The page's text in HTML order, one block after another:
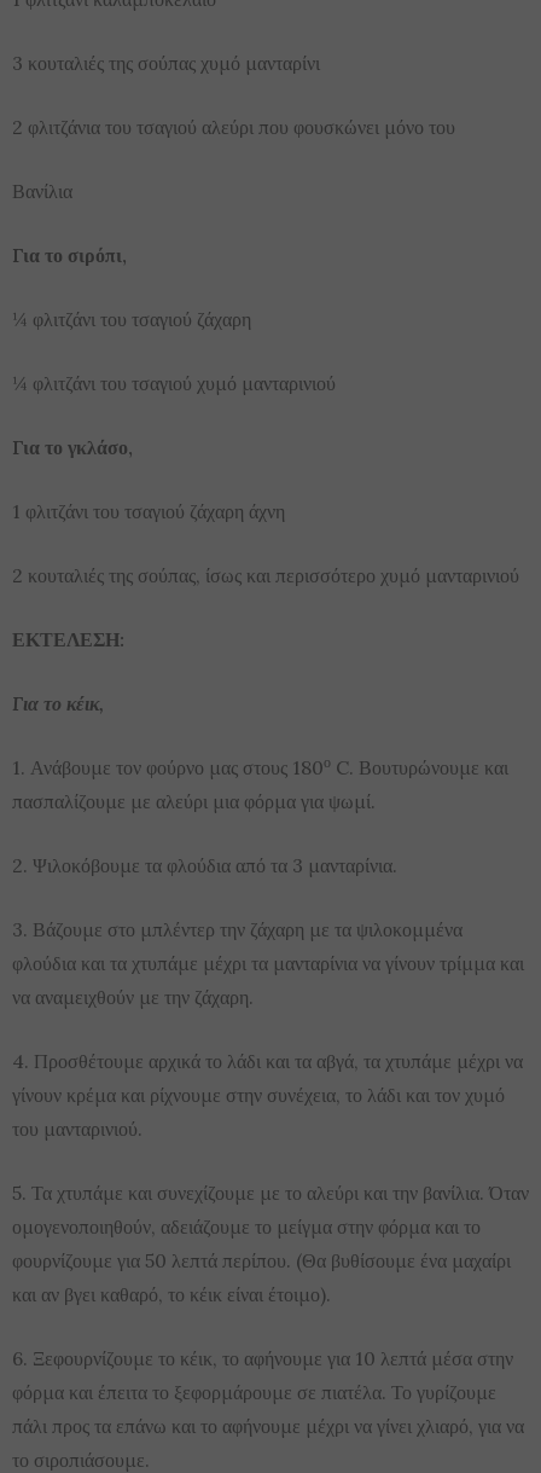
3 κουταλιές της σούπας χυμό μανταρίνι
2 φλιτζάνια του τσαγιού αλεύρι που φουσκώνει μόνο του
Βανίλια
Για το σιρόπι,
¼ φλιτζάνι του τσαγιού ζάχαρη
¼ φλιτζάνι του τσαγιού χυμό μανταρινιού
Για το γκλάσο,
1 φλιτζάνι του τσαγιού ζάχαρη άχνη
2 κουταλιές της σούπας, ίσως και περισσότερο χυμό μανταρινιού
ΕΚΤΕΛΕΣΗ:
Για το κέικ,
1. Ανάβουμε τον φούρνο μας στους 180ο C. Βουτυρώνουμε και
πασπαλίζουμε με αλεύρι μια φόρμα για ψωμί.
2. Ψιλοκόβουμε τα φλούδια από τα 3 μανταρίνια.
3. Βάζουμε στο μπλέντερ την ζάχαρη με τα ψιλοκομμένα
φλούδια και τα χτυπάμε μέχρι τα μανταρίνια να γίνουν τρίμμα και
να αναμειχθούν με την ζάχαρη.
4. Προσθέτουμε αρχικά το λάδι και τα αβγά, τα χτυπάμε μέχρι να
γίνουν κρέμα και ρίχνουμε στην συνέχεια, το λάδι και τον χυμό
του μανταρινιού.
5. Τα χτυπάμε και συνεχίζουμε με το αλεύρι και την βανίλια. Όταν
ομογενοποιηθούν, αδειάζουμε το μείγμα στην φόρμα και το
φουρνίζουμε για 50 λεπτά περίπου. (Θα βυθίσουμε ένα μαχαίρι
και αν βγει καθαρό, το κέικ είναι έτοιμο).
6. Ξεφουρνίζουμε το κέικ, το αφήνουμε για 10 λεπτά μέσα στην
φόρμα και έπειτα το ξεφορμάρουμε σε πιατέλα. Το γυρίζουμε
πάλι προς τα επάνω και το αφήνουμε μέχρι να γίνει χλιαρό, για να
το σιροπιάσουμε.